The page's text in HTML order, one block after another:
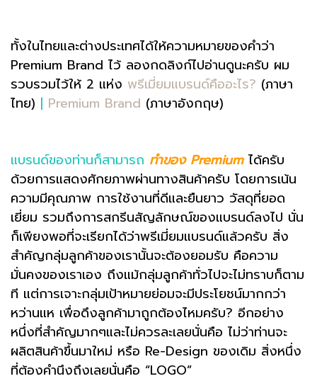
ทั้งในไทยและต่างประเทศได้ให้ความหมายของคำว่า
Premium Brand ไว้ ลองกดลิงก์ไปอ่านดูนะครับ ผม
รวบรวมไว้ให้ 2 แห่ง พรีเมี่ยมแบรนด์คืออะไร? (ภาษา
ไทย) | Premium Brand (ภาษาอังกฤษ)
แบรนด์ของท่านก็สามารถ ทำของ Premiumได้ครับ
ด้วยการแสดงศักยภาพผ่านทางสินค้าครับ โดยการเน้น
ความมีคุณภาพ การใช้งานที่ดีและยืนยาว วัสดุที่ยอด
เยี่ยม รวมถึงการสกรีนสัญลักษณ์ของแบรนด์ลงไป นั่น
ก็เพียงพอที่จะเรียกได้ว่าพรีเมี่ยมแบรนด์แล้วครับ สิ่ง
สำคัญกลุ่มลูกค้าของเรานั้นจะต้องยอมรับ คือความ
มั่นคงของเราเอง ถึงแม้กลุ่มลูกค้าทั่วไปจะไม่ทราบก็ตาม
ที แต่การเจาะกลุ่มเป้าหมายย่อมจะมีประโยชน์มากกว่า
หว่านแห เพื่อดึงลูกค้ามาถูกต้องไหมครับ? อีกอย่าง
หนึ่งที่สำคัญมากๆและไม่ควรละเลยนั่นคือ ไม่ว่าท่านจะ
ผลิตสินค้าขึ้นมาใหม่ หรือ Re-Design ของเดิม สิ่งหนึ่ง
ที่ต้องคำนึงถึงเลยนั่นคือ “LOGO”